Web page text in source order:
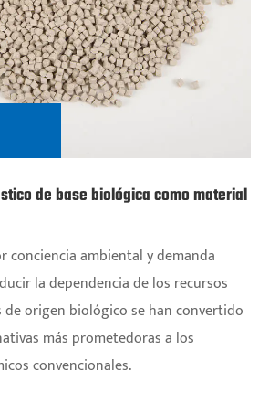
de base biológica como material
conciencia ambiental y demanda
la dependencia de los recursos
de origen biológico se han convertido
más prometedoras a los
convencionales.